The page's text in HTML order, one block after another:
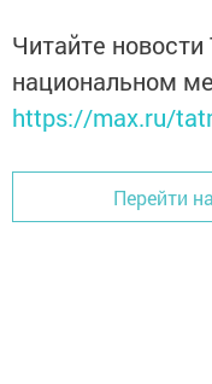
Читайте новости
национальном
https://max.ru/
Перейти